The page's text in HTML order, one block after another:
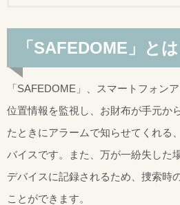
「SAFEDOME」とは
「SAFEDOME」、スマートフォン
位置情報を監視し、お財布が手元か
たときにアラームで知らせてくれる
バイスです。また、万が一紛失した
デバイスに記録されるため、捜索時
ことができます。